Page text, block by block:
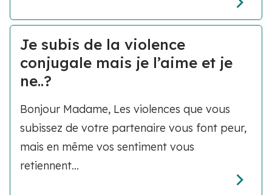
Je subis de la violence
conjugale mais je l’aime et je
ne..?
Bonjour Madame, Les violences que vous
subissez de votre partenaire vous font peur,
mais en même vos sentiment vous
retiennent...